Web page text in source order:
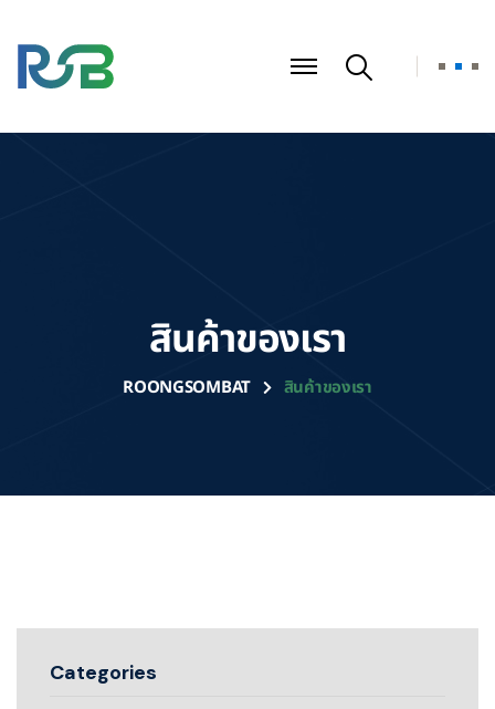
สินค้าของเรา
ROONGSOMBAT สินค้าของเรา
Categories